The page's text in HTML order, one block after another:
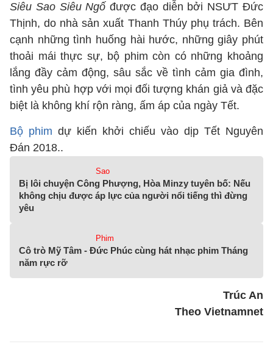
Siêu Sao Siêu Ngố được đạo diễn bởi NSƯT Đức
Thịnh, do nhà sản xuất Thanh Thúy phụ trách. Bên
cạnh những tình huống hài hước, những giây phút
thoải mái thực sự, bộ phim còn có những khoảng
lắng đầy cảm động, sâu sắc về tình cảm gia đình,
tình yêu phù hợp với mọi đối tượng khán giả và đặc
biệt là không khí rộn ràng, ấm áp của ngày Tết.
Bộ phim dự kiến khởi chiếu vào dịp Tết Nguyên
Đán 2018..
Sao
Bị lôi chuyện Công Phượng, Hòa Minzy tuyên bố: Nếu
không chịu được áp lực của người nổi tiếng thì đừng
yêu
Phim
Cô trò Mỹ Tâm - Đức Phúc cùng hát nhạc phim Tháng
năm rực rỡ
Trúc An
Theo Vietnamnet